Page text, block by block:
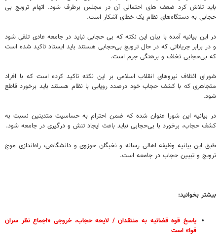
باید تلاش کرد ضعف های احتمالی آن در مجلس برطرف شود. اتهام ترویج بی
حجابی به دستگاه‌های نظام یک خطای آشکار است.
در این بیانیه آمده با بیان این نکته که بی حجابی نباید در جامعه عادی تلقی شود
و در برابر جریاناتی که در حال ترویج بی‌حجابی هستند باید ایستاد تاکید شده است
که بی‌حجابی تخلف و برهنگی جرم است.
شورای ائتلاف نیروهای انقلاب اسلامی بر این نکته تاکید کرده است که با افراد
متجاهری که با کشف حجاب خود درصدد رویایی با نظام هستند باید برخورد قاطع
شود.
در بیانیه این شورا عنوان شده که ضمن احترام به حساسیت متدینین نسبت به
کشف حجاب، برخورد با بی‌حجابی نباید باعث ایجاد تنش و درگیری در جامعه شود.
طبق این بیانیه وظیفه اهالی رسانه و نخبگان حوزوی و دانشگاهی، راه‌اندازی موج
ترویج و تبیین حجاب در جامعه است.
بیشتر بخوانید:
پاسخ قوه قضائیه به منتقدان / لایحه حجاب، خروجی «اجماع نظر سران
قوا» است